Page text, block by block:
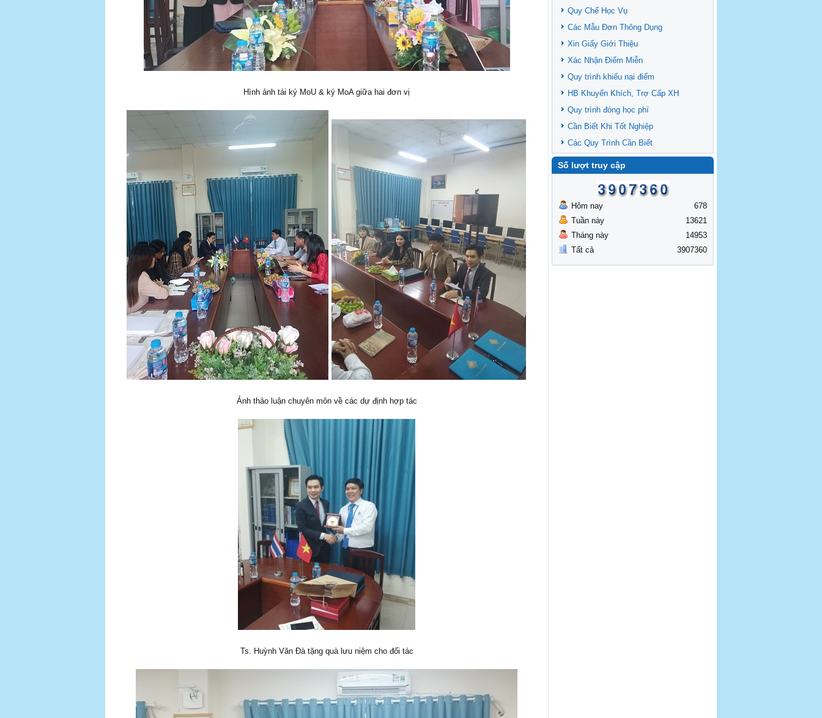
Hình ảnh tái ký MoU & ký MoA giữa hai đơn vị
Ảnh thảo luận chuyên môn về các dự định hợp tác
Ts. Huỳnh Văn Đà tặng quà lưu niệm cho đối tác
Quy Chế Học Vụ
Các Mẫu Đơn Thông Dụng
Xin Giấy Giới Thiệu
Xác Nhận Điểm Miễn
Quy trình khiếu nại điểm
HB Khuyến Khích, Trợ Cấp XH
Quy trình đóng học phí
Cần Biết Khi Tốt Nghiệp
Các Quy Trình Cần Biết
Số lượt truy cập
Hôm nay
Tuần này
Tháng này
Tất cả
678
13621
14953
3907360